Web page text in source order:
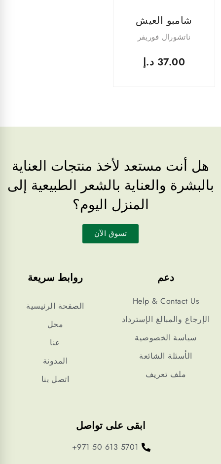
شامبو العيش
ناتشورال فوريفر
37.00 د.إ
هل أنت مستعد لأخذ منتجات العناية
بالبشرة والعناية بالشعر الطبيعية إلى
المنزل اليوم؟
تسوق الآن
دعم
Help & Contact Us
الإرجاع والمبالغ الإسترداد
سياسة الخصوصية
الأسئلة الشائعة
ملف تعريف
روابط سريعة
الصفحة الرئيسية
محل
عنا
المدونة
اتصل بنا
ابقى على تواصل
+971 50 613 5701